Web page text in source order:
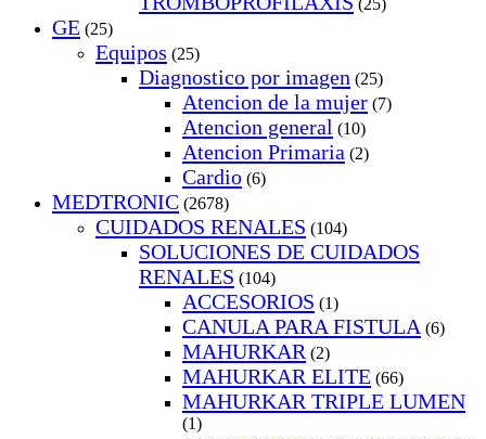
(25)
GE (25)
Equipos (25)
Diagnostico por imagen (25)
Atencion de la mujer (7)
Atencion general (10)
Atencion Primaria (2)
Cardio (6)
MEDTRONIC (2678)
CUIDADOS RENALES (104)
SOLUCIONES DE CUIDADOS
RENALES (104)
ACCESORIOS (1)
CANULA PARA FISTULA (6)
MAHURKAR (2)
MAHURKAR ELITE (66)
MAHURKAR TRIPLE LUMEN
(1)